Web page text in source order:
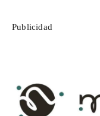
Publicidad